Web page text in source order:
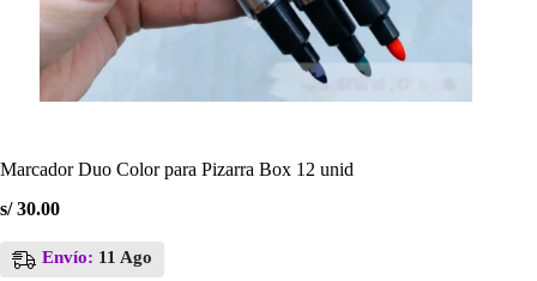
Marcador Duo Color para Pizarra Box 12 unid
s/30.00
Envío: 11 Ago